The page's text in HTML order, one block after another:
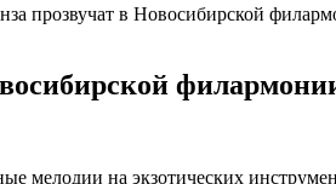
прозвучат в Новосибирской
мелодии на экзотических